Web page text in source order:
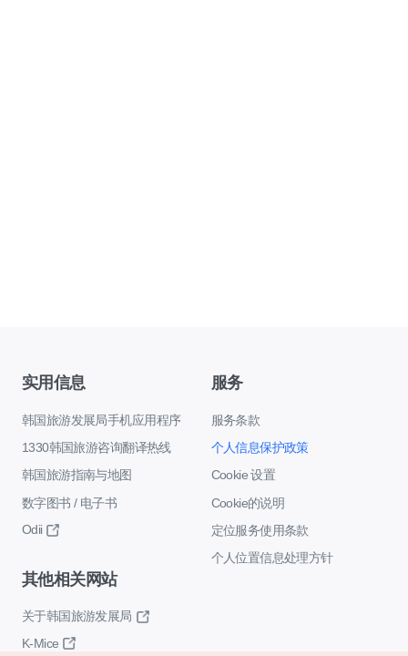
实用信息
韩国旅游发展局手机应用程序
1330韩国旅游咨询翻译热线
韩国旅游指南与地图
数字图书 / 电子书
Odii
服务
服务条款
个人信息保护政策
Cookie 设置
Cookie的说明
定位服务使用条款
个人位置信息处理方针
其他相关网站
关于韩国旅游发展局
K-Mice